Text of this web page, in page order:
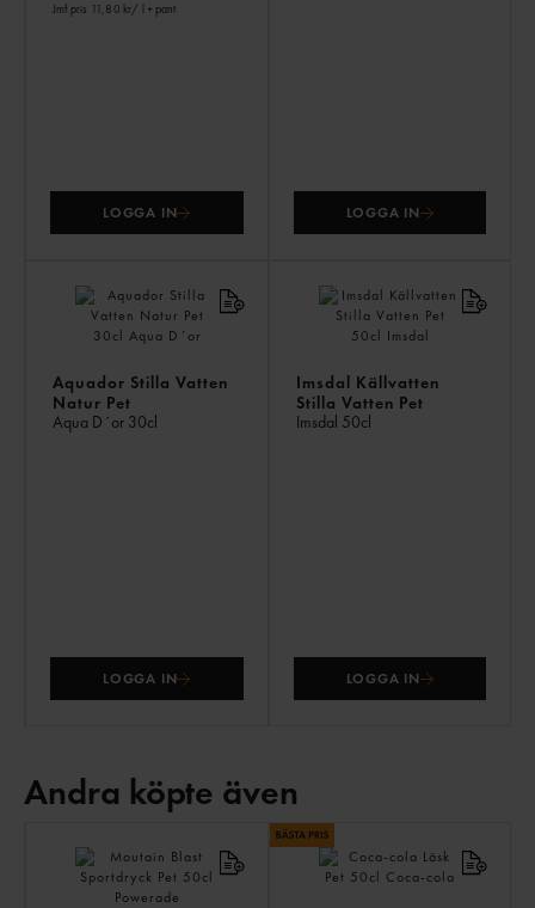
Jmf.pris 11,80 kr/ l + pant
LOGGA IN LOGGA IN
Aquador Stilla Vatten
Natur Pet
Aqua D´or 30cl
LOGGA IN
Imsdal Källvatten
Stilla Vatten Pet
Imsdal 50cl
LOGGA IN
Andra köpte även